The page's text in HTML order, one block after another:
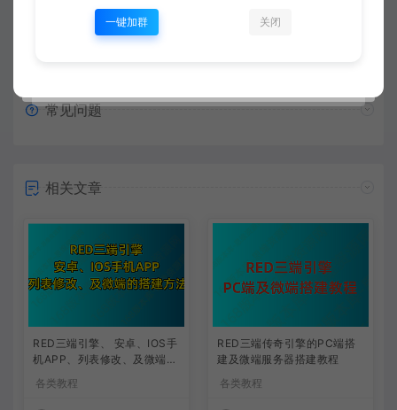
上一篇：
【视频】传奇三端手游996引擎任务系统 第9讲 任务进度刷新
常见问题
相关文章
RED三端引擎、 安卓、IOS手
机APP、列表修改、及微端的
各类教程
RED三端传奇引擎的PC端搭
建及微端服务器搭建教程
各类教程
一键加群 关闭